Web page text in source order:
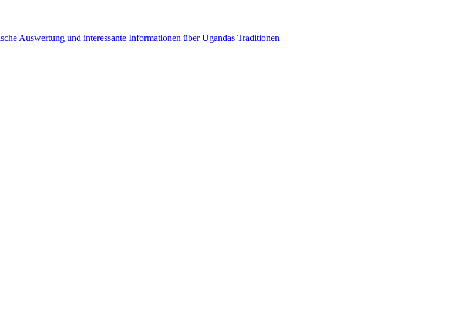
Auswertung und interessante Informationen über Ugandas Traditionen